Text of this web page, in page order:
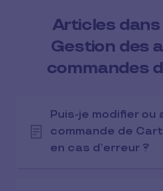
Articles
Gestion des
commandes
Puis-je modifier ou
commande de
en cas d’erreur ?